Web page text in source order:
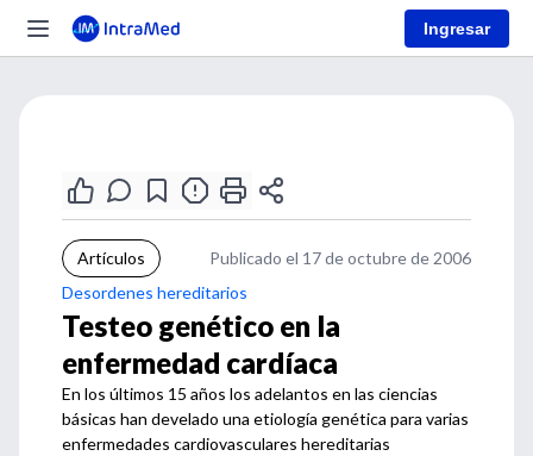
Ingresar
Artículos
Publicado el 17 de octubre de 2006
Desordenes hereditarios
Testeo genético en la
enfermedad cardíaca
En los últimos 15 años los adelantos en las ciencias
básicas han develado una etiología genética para varias
enfermedades cardiovasculares hereditarias